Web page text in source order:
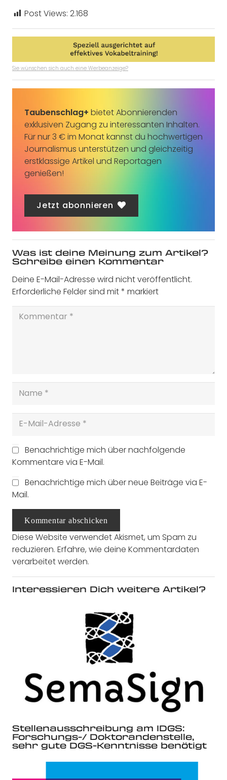
Post Views: 2.168
Sie wünschen sich auch eine Werbeanzeige?
Taubenschlag+ bietet Abonnierenden
exklusiven Zugang zu interessanten Inhalten.
Für nur 3 € im Monat kannst du hochwertigen
Journalismus unterstützen und gleichzeitig
erstklassige Artikel und Reportagen
genießen!
Jetzt abonnieren
Was ist deine Meinung zum Artikel?
Schreibe einen Kommentar
Deine E-Mail-Adresse wird nicht veröffentlicht.
Erforderliche Felder sind mit* markiert
Benachrichtige mich über nachfolgende
Kommentare via E-Mail.
Benachrichtige mich über neue Beiträge via E-
Mail.
Kommentar abschicken
Diese Website verwendet Akismet, um Spam zu
reduzieren. Erfahre, wie deine Kommentardaten
verarbeitet werden.
Interessieren Dich weitere Artikel?
Stellenausschreibung am IDGS:
Forschungs-/ Doktorandenstelle,
sehr gute DGS-Kenntnisse benötigt